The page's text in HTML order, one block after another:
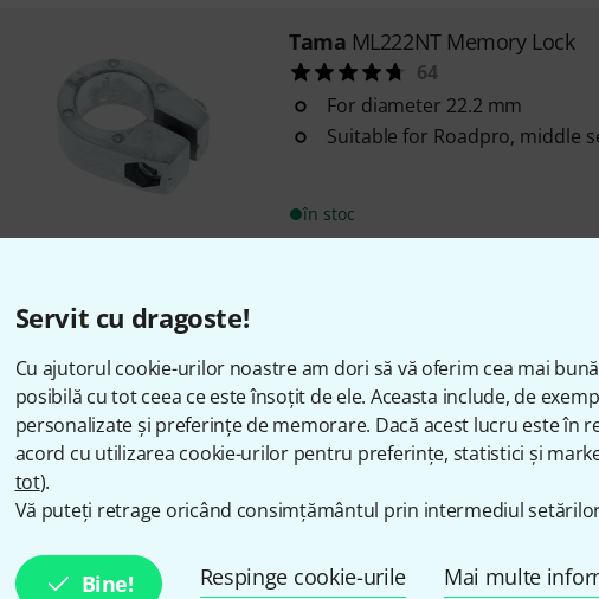
Servit cu dragoste!
Cu ajutorul cookie-urilor noastre am dori să vă oferim cea mai
posibilă cu tot ceea ce este însoțit de ele. Aceasta include, de
personalizate și preferințe de memorare. Dacă acest lucru este în
acord cu utilizarea cookie-urilor pentru preferințe, statistici și
tot).
Vă puteți retrage oricând consimțământul prin intermediul
Bine! Respinge cookie-urile Mai multe
Tama ML222NT Memory Lock
64
For diameter 22.2 mm
Suitable for Roadpro, middle
în stoc
For tube diameter 10.5 mm